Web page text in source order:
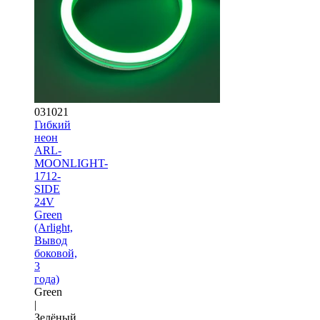
031021
Гибкий
неон
ARL-
MOONLIGHT-
1712-
SIDE
24V
Green
(Arlight,
Вывод
боковой,
3
года)
Green
|
Зелёный